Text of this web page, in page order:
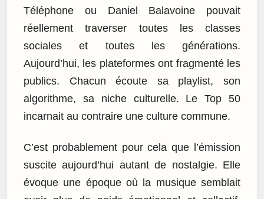
Téléphone ou Daniel Balavoine pouvait
réellement traverser toutes les classes
sociales et toutes les générations.
Aujourd’hui, les plateformes ont fragmenté les
publics. Chacun écoute sa playlist, son
algorithme, sa niche culturelle. Le Top 50
incarnait au contraire une culture commune.
C’est probablement pour cela que l’émission
suscite aujourd’hui autant de nostalgie. Elle
évoque une époque où la musique semblait